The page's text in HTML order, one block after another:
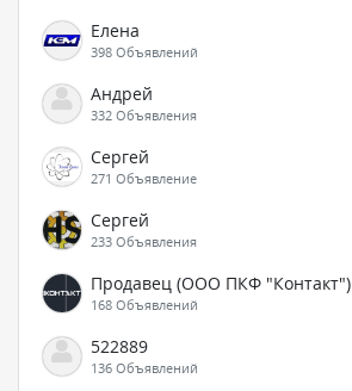
Елена
398 Объявлений
Андрей
332 Объявления
Сергей
271 Объявление
Сергей
233 Объявления
Продавец (ООО ПКФ "Контакт")
168 Объявлений
522889
136 Объявлений